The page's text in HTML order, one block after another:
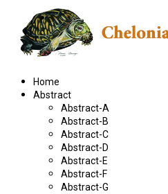
Home
Abstract
Abstract-A
Abstract-B
Abstract-C
Abstract-D
Abstract-E
Abstract-F
Abstract-G